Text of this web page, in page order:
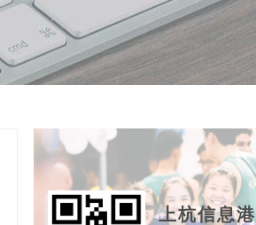
上杭信息港